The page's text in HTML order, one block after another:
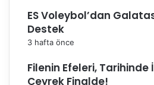
ES Voleybol’dan
Destek
3 hafta önce
Filenin Efeleri, Tarihinde
Çeyrek Finalde!